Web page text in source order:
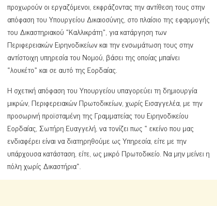
προχωρούν οι εργαζόμενοι, εκφράζοντας την αντίθεση τους στην
απόφαση του Υπουργείου Δικαιοσύνης, στο πλαίσιο της εφαρμογής
του Δικαστηριακού «Καλλικράτη», για κατάργηση των
Περιφερειακών Ειρηνοδικείων και την ενσωμάτωση τους στην
αντίστοιχη υπηρεσία του Νομού, βάσει της οποίας μπαίνει
«λουκέτο» και σε αυτό της Εορδαίας.
Η σχετική απόφαση του Υπουργείου υπαγορεύει τη δημιουργία
μικρών, Περιφερειακών Πρωτοδικείων, χωρίς Εισαγγελέα, με την
προσωρινή προϊσταμένη της Γραμματείας του Ειρηνοδικείου
Εορδαίας, Σωτήρη Ευαγγελή, να τονίζει πως « εκείνο που μας
ενδιαφέρει είναι να διατηρηθούμε ως Υπηρεσία, είτε με την
υπάρχουσα κατάσταση, είτε, ως μικρό Πρωτοδικείο. Να μην μείνει η
πόλη χωρίς Δικαστήρια».